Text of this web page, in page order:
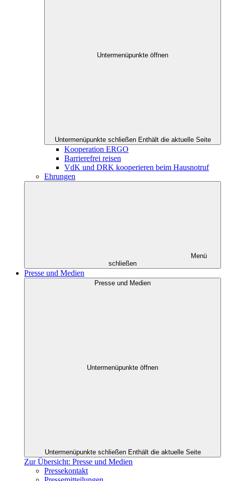
Untermenüpunkte öffnen
Untermenüpunkte schließen Enthält die aktuelle Seite
Kooperation ERGO
Barrierefrei reisen
VdK und DRK kooperieren beim Hausnotruf
Ehrungen
Menü
schließen
Presse und Medien
Presse und Medien
Untermenüpunkte öffnen
Untermenüpunkte schließen Enthält die aktuelle Seite
Zur Übersicht: Presse und Medien
Pressekontakt